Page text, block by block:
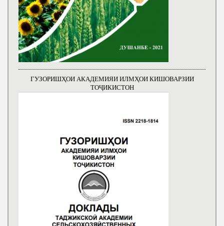
ГУЗОРИШҲОИ АКАДЕМИЯИ ИЛМҲОИ КИШОВАРЗИИ
ТОҶИКИСТОН